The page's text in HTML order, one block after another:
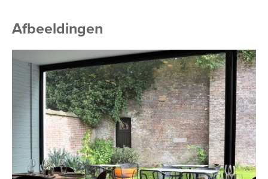
Afbeeldingen